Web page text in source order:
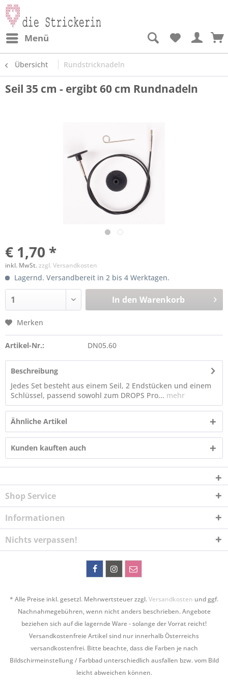
Menü
Übersicht Rundstricknadeln
Seil 35 cm - ergibt 60 cm Rundnadeln
€ 1,70 *
inkl. MwSt.zzgl. Versandkosten
Lagernd. Versandbereit in 2 bis 4 Werktagen.
In den Warenkorb
Merken
Artikel-Nr.: DN05.60
Beschreibung
Jedes Set besteht aus einem Seil, 2 Endstücken und einem
Schlüssel, passend sowohl zum DROPS Pro... mehr
Ähnliche Artikel
Kunden kauften auch
Shop Service
Informationen
Nichts verpassen!
* Alle Preise inkl. gesetzl. Mehrwertsteuer zzgl.Versandkosten und ggf.
Nachnahmegebühren, wenn nicht anders beschrieben. Angebote
beziehen sich auf die lagernde Ware - solange der Vorrat reicht!
Versandkostenfreie Artikel sind nur innerhalb Österreichs
versandkostenfrei. Bitte beachte, dass die Farben je nach
Bildschirmeinstellung / Farbbad unterschiedlich ausfallen bzw. vom Bild
leicht abweichen können.